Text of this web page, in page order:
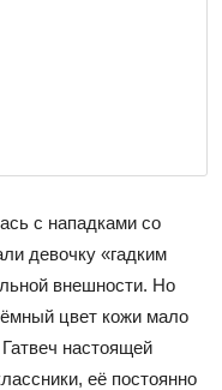
с нападками со
девочку «гадким
внешности. Но
цвет кожи мало
настоящей
её постоянно